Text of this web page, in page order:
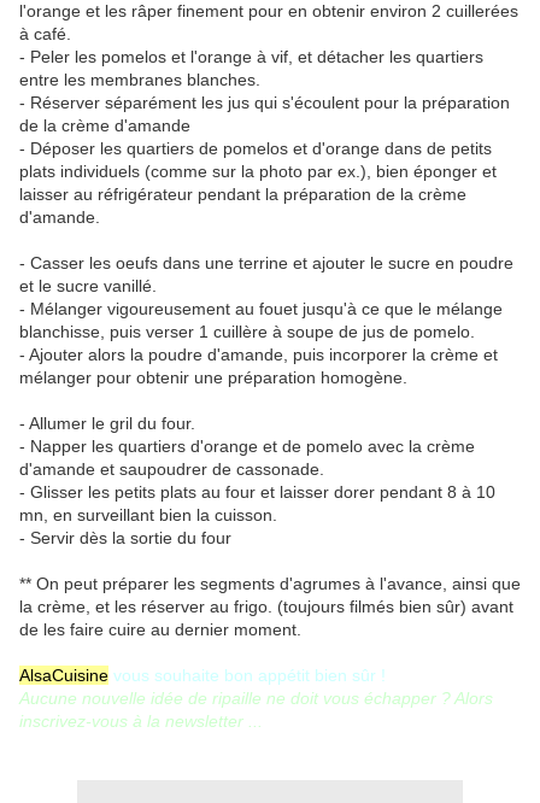
l'orange et les râper finement pour en obtenir environ 2 cuillerées
à café.
- Peler les pomelos et l'orange à vif, et détacher les quartiers
entre les membranes blanches.
- Réserver séparément les jus qui s'écoulent pour la préparation
de la crème d'amande
- Déposer les quartiers de pomelos et d'orange dans de petits
plats individuels (comme sur la photo par ex.), bien éponger et
laisser au réfrigérateur pendant la préparation de la crème
d'amande.
- Casser les oeufs dans une terrine et ajouter le sucre en poudre
et le sucre vanillé.
- Mélanger vigoureusement au fouet jusqu'à ce que le mélange
blanchisse, puis verser 1 cuillère à soupe de jus de pomelo.
- Ajouter alors la poudre d'amande, puis incorporer la crème et
mélanger pour obtenir une préparation homogène.
- Allumer le gril du four.
- Napper les quartiers d'orange et de pomelo avec la crème
d'amande et saupoudrer de cassonade.
- Glisser les petits plats au four et laisser dorer pendant 8 à 10
mn, en surveillant bien la cuisson.
- Servir dès la sortie du four
** On peut préparer les segments d'agrumes à l'avance, ainsi que
la crème, et les réserver au frigo. (toujours filmés bien sûr) avant
de les faire cuire au dernier moment.
AlsaCuisine vous souhaite bon appétit bien sûr !
Aucune nouvelle idée de ripaille ne doit vous échapper ? Alors
inscrivez-vous à la newsletter ...